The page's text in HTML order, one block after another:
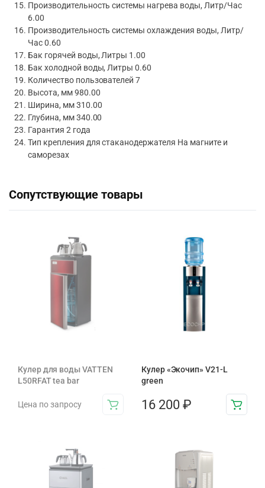
Производительность системы нагрева воды, Литр/Час
6.00
Производительность системы охлаждения воды, Литр/
Час 0.60
Бак горячей воды, Литры 1.00
Бак холодной воды, Литры 0.60
Количество пользователей 7
Высота, мм 980.00
Ширина, мм 310.00
Глубина, мм 340.00
Гарантия 2 года
Тип крепления для стаканодержателя На магните и
саморезах
Сопутствующие товары
Кулер для воды VATTEN
L50RFAT tea bar
Цена по запросу
Кулер «Экочип» V21-L
green
16 200 ₽